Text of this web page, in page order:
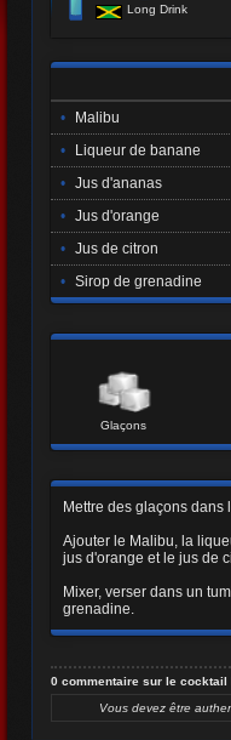
Long Drink
• Malibu
•
Liqueur de banane
• Jus d'ananas
• Jus d'orange
• Jus de citron
• Sirop de grenadine
Glaçons
Mettre des glaçons dans
Ajouter le Malibu, la
jus d'orange et le jus de
Mixer, verser dans un
grenadine.
0 commentaire sur le cocktail
Vous devez être